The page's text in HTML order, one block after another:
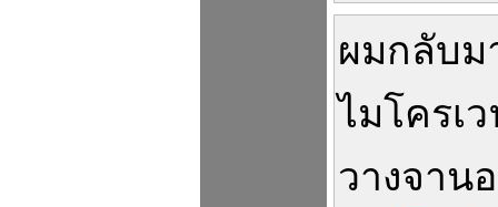
ผมกลับม
ไมโครเ
วางจาน